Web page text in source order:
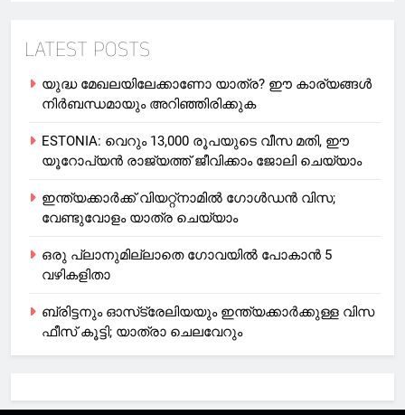
LATEST POSTS
യുദ്ധ മേഖലയിലേക്കാണോ യാത്ര? ഈ കാര്യങ്ങള്‍
നിര്‍ബന്ധമായും അറിഞ്ഞിരിക്കുക
ESTONIA: വെറും 13,000 രൂപയുടെ വീസ മതി, ഈ
യൂറോപ്യന്‍ രാജ്യത്ത് ജീവിക്കാം ജോലി ചെയ്യാം
ഇന്ത്യക്കാർക്ക് വിയറ്റ്‌നാമില്‍ ഗോള്‍ഡന്‍ വിസ;
വേണ്ടുവോളം യാത്ര ചെയ്യാം
ഒരു പ്ലാനുമില്ലാതെ ഗോവയില്‍ പോകാൻ 5
വഴികളിതാ
ബ്രിട്ടനും ഓസ്‌ട്രേലിയയും ഇന്ത്യക്കാര്‍ക്കുള്ള വിസ
ഫീസ് കൂട്ടി; യാത്രാ ചെലവേറും